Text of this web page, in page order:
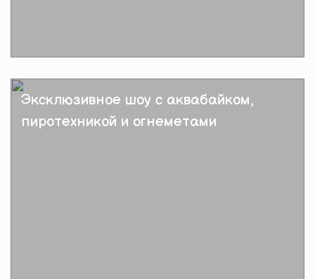
Подробнее
Эксклюзивное шоу с аквабайком,
пиротехникой и огнеметами